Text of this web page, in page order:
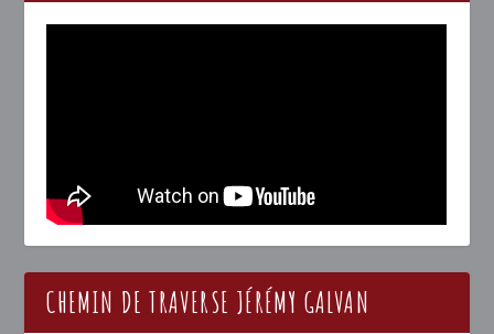
CHEMIN DE TRAVERSE JÉRÉMY GALVAN